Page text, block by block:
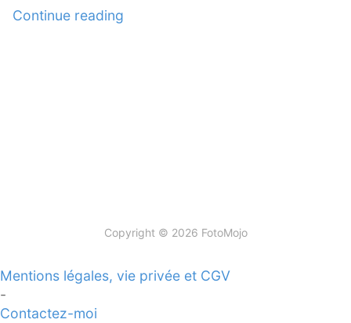
Blaise Retouche Portrait
Continue reading
Copyright © 2026 FotoMojo
Mentions légales, vie privée et CGV
-
Contactez-moi